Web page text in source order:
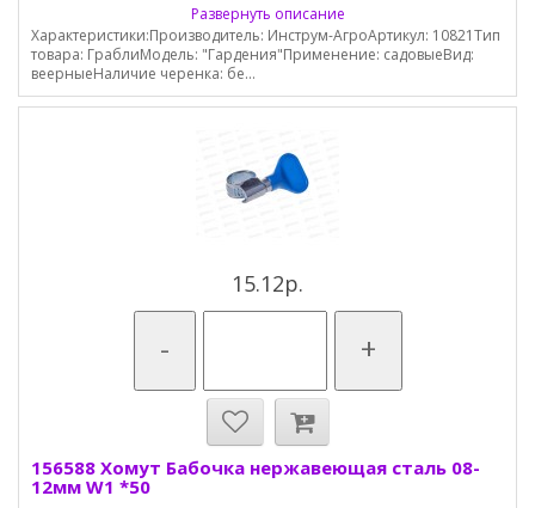
Развернуть описание
Характеристики:Производитель: Инструм-АгроАртикул: 10821Тип
товара: ГраблиМодель: "Гардения"Применение: садовыеВид:
веерныеНаличие черенка: бе...
15.12р.
- +
156588 Хомут Бабочка нержавеющая сталь 08-
12мм W1 *50